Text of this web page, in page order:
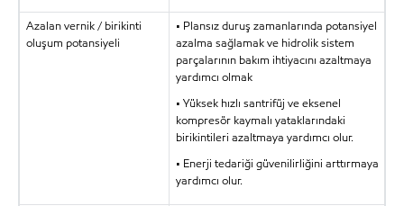
Azalan vernik / birikinti
oluşum potansiyeli
• Plansız duruş zamanlarında potansiyel
azalma sağlamak ve hidrolik sistem
parçalarının bakım ihtiyacını azaltmaya
yardımcı olmak
• Yüksek hızlı santrifüj ve eksenel
kompresör kaymalı yataklarındaki
birikintileri azaltmaya yardımcı olur.
• Enerji tedariği güvenilirliğini arttırmaya
yardımcı olur.